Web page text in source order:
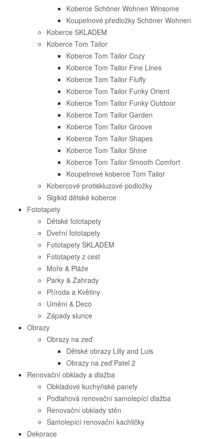
Koberce Schöner Wohnen Winsome
Koupelnové předložky Schöner Wohnen
Koberce SKLADEM
Koberce Tom Tailor
Koberce Tom Tailor Cozy
Koberce Tom Tailor Fine Lines
Koberce Tom Tailor Fluffy
Koberce Tom Tailor Funky Orient
Koberce Tom Tailor Funky Outdoor
Koberce Tom Tailor Garden
Koberce Tom Tailor Groove
Koberce Tom Tailor Shapes
Koberce Tom Tailor Shine
Koberce Tom Tailor Smooth Comfort
Koupelnové koberce Tom Tailor
Kobercové protiskluzové podložky
Sigikid dětské koberce
Fototapety
Dětské fototapety
Dveřní fototapety
Fototapety SKLADEM
Fototapety z cest
Moře & Pláže
Parky & Zahrady
Příroda a Květiny
Umění & Deco
Západy slunce
Obrazy
Obrazy na zeď
Dětské obrazy Lilly and Luis
Obrazy na zeď Patel 2
Renovační obklady a dlažba
Obkladové kuchyňské panely
Podlahová renovační samolepící dlažba
Renovační obklady stěn
Samolepící renovační kachličky
Dekorace